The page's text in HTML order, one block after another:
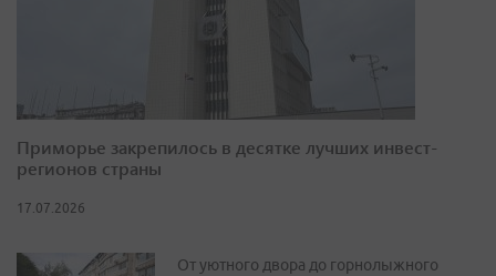
Приморье закрепилось в десятке лучших инвест-
регионов страны
17.07.2026
От уютного двора до горнолыжного